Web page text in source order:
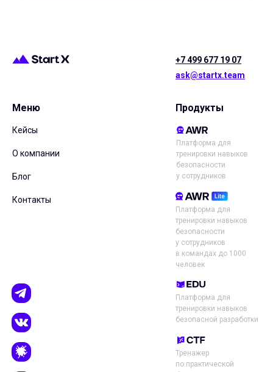
Продукты
+7 499 677 19 07
ask@startx.team
Меню
О компании
Контакты
Блог
Кейсы
Тренажер
по практической
Платформа для
тренировки навыков
безопасной разработки
Платформа для
тренировки навыков
безопасности
у сотрудников
в командах до 1000
человек
Платформа для
тренировки навыков
безопасности
у сотрудников